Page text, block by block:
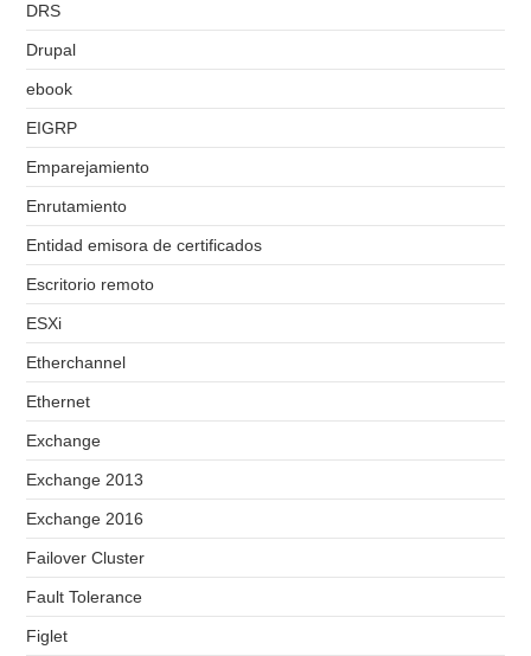
DRS
Drupal
ebook
EIGRP
Emparejamiento
Enrutamiento
Entidad emisora de certificados
Escritorio remoto
ESXi
Etherchannel
Ethernet
Exchange
Exchange 2013
Exchange 2016
Failover Cluster
Fault Tolerance
Figlet